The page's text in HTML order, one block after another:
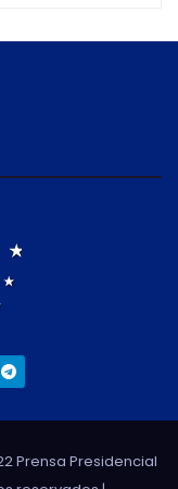
Prensa Presidencial